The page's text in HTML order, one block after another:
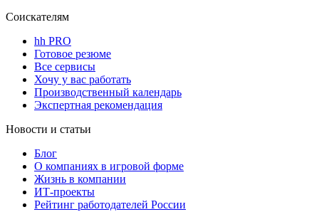
Соискателям
hh PRO
Готовое резюме
Все сервисы
Хочу у вас работать
Производственный календарь
Экспертная рекомендация
Новости и статьи
Блог
О компаниях в игровой форме
Жизнь в компании
ИТ-проекты
Рейтинг работодателей России